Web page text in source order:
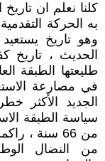
كلنا نعلم ان
وهو تاريخ
الحديث ، تاريخ
طليعتها الطبقة
في مصارعة
الجديد الأكثر
سياسة الطبقة
من 66 سنة ،
من النضال